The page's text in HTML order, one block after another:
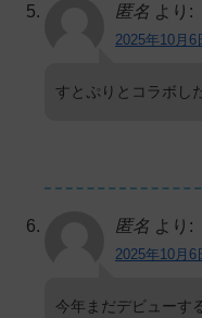
匿名 より:
2025年10月6
すとぷりとコラボし
匿名 より:
2025年10月6
今年まだデビューす